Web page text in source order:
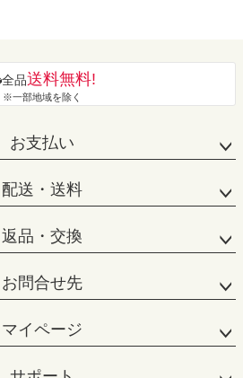
全品送料無料!
※一部地域を除く
お支払い
配送・送料
返品・交換
お問合せ先
マイページ